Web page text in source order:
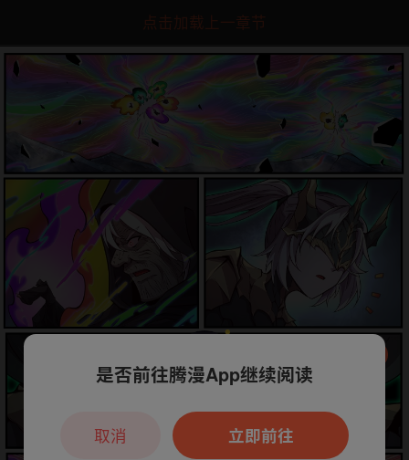
点击加载上一章节
本章节仅支持App阅读，可打开App新用
户7天免费看
是否前往腾漫App继续阅读
立即前往
取消